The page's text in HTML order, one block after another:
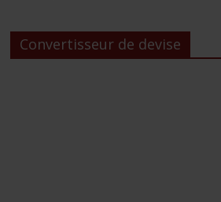
Convertisseur de devise